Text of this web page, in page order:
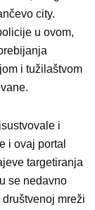
city.
u ovom,
i tužilaštvom
i
i ovaj portal
targetiranja
se nedavno
mreži